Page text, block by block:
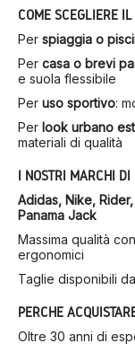
COME SCEGLIERE
Per spiaggia o
Per casa o brevi
e suola flessibile
Per uso sportivo:
Per look urbano
materiali di qualità
I NOSTRI MARCHI DI
Adidas, Nike,
Panama Jack
Massima qualità
ergonomici
Taglie disponibili
PERCHÉ
Oltre 30 anni di